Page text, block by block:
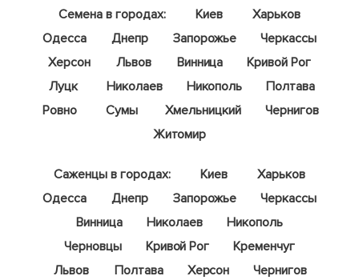
Семена в городах:
Киев
Харьков
Одесса
Днепр Запорожье
Черкассы
Херсон
Львов Винница
Кривой Рог
Луцк
Николаев Никополь
Полтава
Ровно
Сумы Хмельницкий
Чернигов
Житомир
Саженцы в городах: Киев
Харьков
Одесса
Днепр Запорожье
Черкассы
Винница
Николаев
Никополь
Черновцы
Кривой Рог
Кременчуг
Львов
Полтава Херсон
Чернигов